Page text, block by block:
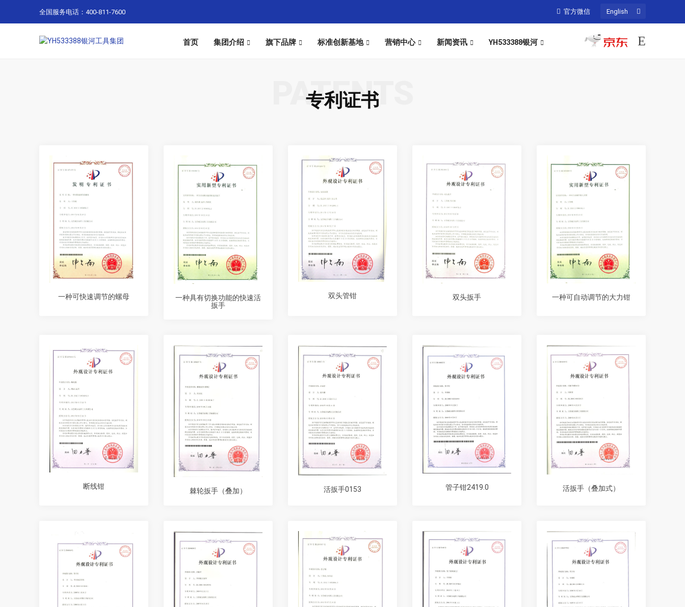
全国服务电话：400-811-7600 官方微信 English
首页 集团介绍 旗下品牌 标准创新基地 营销中心 新闻资讯 YH533388银河
专利证书
PATENTS
一种可快速调节的螺母
一种具有切换功能的快速活
扳手
双头管钳 双头扳手 一种可自动调节的大力钳
断线钳
棘轮扳手（叠加） 活扳手0153 管子钳2419.0 活扳手（叠加式）